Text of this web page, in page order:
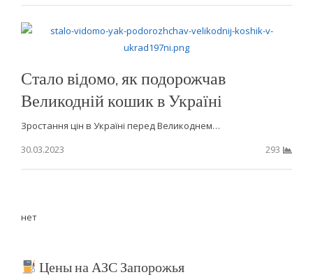
Стало відомо, як подорожчав
Великодній кошик в Україні
Зростання цін в Україні перед Великоднем…
30.03.2023
293
нет
Цены на АЗС Запорожья